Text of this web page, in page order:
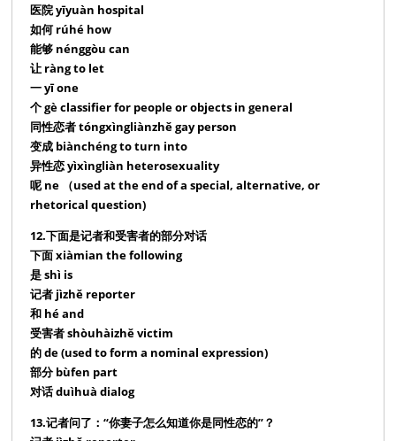
医院 yīyuàn hospital
如何 rúhé how
能够 nénggòu can
让 ràng to let
一 yī one
个 gè classifier for people or objects in general
同性恋者 tóngxìngliànzhě gay person
变成 biànchéng to turn into
异性恋 yìxìngliàn heterosexuality
呢 ne （used at the end of a special, alternative, or
rhetorical question)
12.下面是记者和受害者的部分对话
下面 xiàmian the following
是 shì is
记者 jìzhě reporter
和 hé and
受害者 shòuhàizhě victim
的 de (used to form a nominal expression)
部分 bùfen part
对话 duìhuà dialog
13.记者问了：“你妻子怎么知道你是同性恋的”？